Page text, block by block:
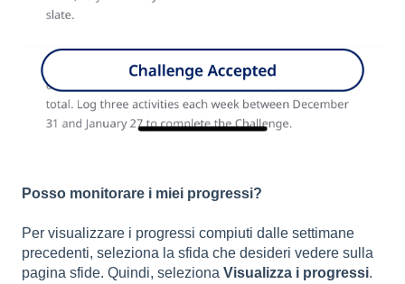
Posso monitorare i miei progressi?
Per visualizzare i progressi compiuti dalle settimane
precedenti, seleziona la sfida che desideri vedere sulla
pagina sfide. Quindi, seleziona Visualizza i progressi.